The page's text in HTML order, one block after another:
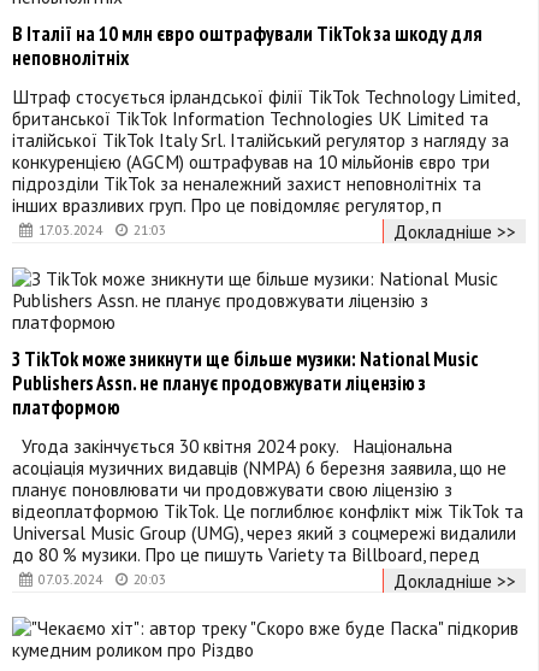
17.03.2024 21:03
В Італії на 10 млн євро оштрафували TikTok за шкоду для
неповнолітніх
Штраф стосується ірландської філії TikTok Technology Limited,
британської TikTok Information Technologies UK Limited та
італійської TikTok Italy Srl. Італійський регулятор з нагляду за
конкуренцією (AGCM) оштрафував на 10 мільйонів євро три
підрозділи TikTok за неналежний захист неповнолітніх та
інших вразливих груп. Про це повідомляє регулятор, п
Докладніше >>
07.03.2024 20:03
З TikTok може зникнути ще більше музики: National Music
Publishers Assn. не планує продовжувати ліцензію з
платформою
Угода закінчується 30 квітня 2024 року. Національна
асоціація музичних видавців (NMPA) 6 березня заявила, що не
планує поновлювати чи продовжувати свою ліцензію з
відеоплатформою TikTok. Це поглиблює конфлікт між TikTok та
Universal Music Group (UMG), через який з соцмережі видалили
до 80 % музики. Про це пишуть Variety та Billboard, перед
Докладніше >>